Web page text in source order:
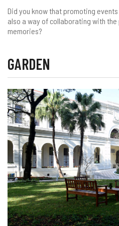
Did you know that promoting
also a way of collaborating with
memories?
GARDEN